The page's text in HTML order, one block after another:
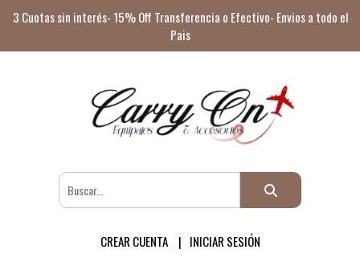
3 Cuotas sin interés- 15% Off Transferencia o Efectivo- Envios a todo el
Pais
CREAR CUENTA INICIAR SESIÓN